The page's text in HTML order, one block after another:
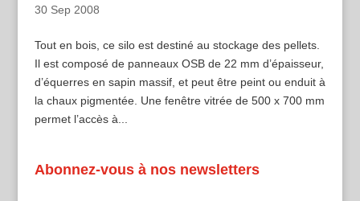
30 Sep 2008
Tout en bois, ce silo est destiné au stockage des pellets.
Il est composé de panneaux OSB de 22 mm d’épaisseur,
d’équerres en sapin massif, et peut être peint ou enduit à
la chaux pigmentée. Une fenêtre vitrée de 500 x 700 mm
permet l’accès à...
Abonnez-vous à nos newsletters